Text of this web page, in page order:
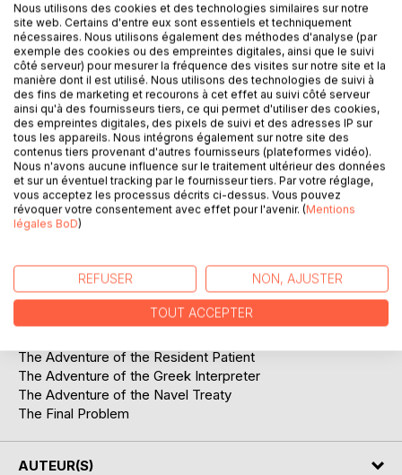
DESCRIPTION
The Memoirs of Sherlock Holmes is an adventure
collection of the famous detective:
Silver Blaze
The Adventure of the Stockbroker's Clerk
The Adventure of the "Gloria Scott"
The Adventure of the Musgrave Ritual
The Adventure of the Reigate Squires
The Adventure of the Resident Patient
The Adventure of the Greek Interpreter
The Adventure of the Navel Treaty
The Final Problem
AUTEUR(S)
Nous utilisons des cookies et des technologies similaires sur notre
site web. Certains d'entre eux sont essentiels et techniquement
nécessaires. Nous utilisons également des méthodes d'analyse (par
exemple des cookies ou des empreintes digitales, ainsi que le suivi
côté serveur) pour mesurer la fréquence des visites sur notre site et la
manière dont il est utilisé. Nous utilisons des technologies de suivi à
des fins de marketing et recourons à cet effet au suivi côté serveur
ainsi qu'à des fournisseurs tiers, ce qui permet d'utiliser des cookies,
des empreintes digitales, des pixels de suivi et des adresses IP sur
tous les appareils. Nous intégrons également sur notre site des
contenus tiers provenant d'autres fournisseurs (plateformes vidéo).
Nous n'avons aucune influence sur le traitement ultérieur des données
et sur un éventuel tracking par le fournisseur tiers. Par votre réglage,
vous acceptez les processus décrits ci-dessus. Vous pouvez
révoquer votre consentement avec effet pour l'avenir. (Mentions
légales BoD)
REFUSER NON, AJUSTER
TOUT ACCEPTER